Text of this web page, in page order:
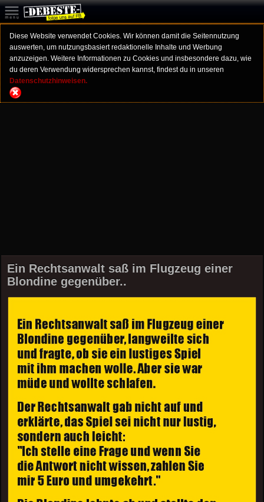
Diese Website verwendet Cookies. Wir können damit die Seitennutzung
auswerten, um nutzungsbasiert redaktionelle Inhalte und Werbung
anzuzeigen. Weitere Informationen zu Cookies und insbesondere dazu, wie
du deren Verwendung widersprechen kannst, findest du in unseren
Datenschutzhinweisen.
Ein Rechtsanwalt saß im Flugzeug einer
Blondine gegenüber..